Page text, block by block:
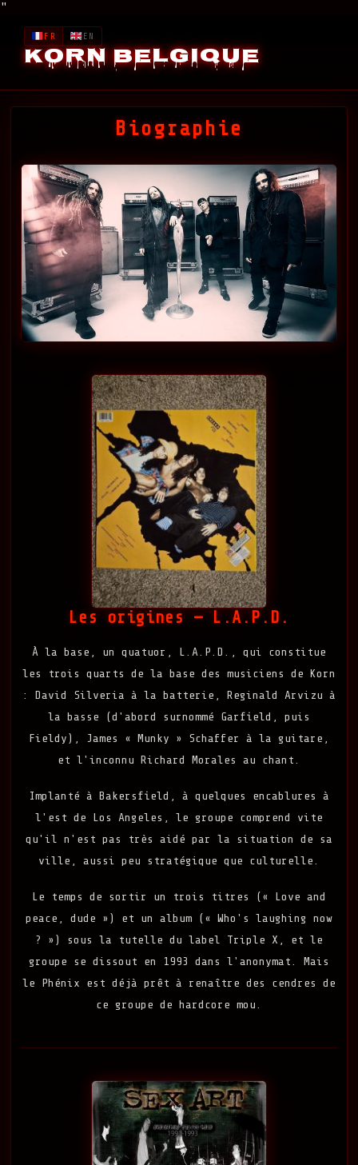
"
Korn Belgique
FR EN
Biographie
Les origines — L.A.P.D.
À la base, un quatuor, L.A.P.D., qui constitue
les trois quarts de la base des musiciens de Korn
: David Silveria à la batterie, Reginald Arvizu à
la basse (d'abord surnommé Garfield, puis
Fieldy), James « Munky » Schaffer à la guitare,
et l'inconnu Richard Morales au chant.
Implanté à Bakersfield, à quelques encablures à
l'est de Los Angeles, le groupe comprend vite
qu'il n'est pas très aidé par la situation de sa
ville, aussi peu stratégique que culturelle.
Le temps de sortir un trois titres (« Love and
peace, dude ») et un album (« Who's laughing now
? ») sous la tutelle du label Triple X, et le
groupe se dissout en 1993 dans l'anonymat. Mais
le Phénix est déjà prêt à renaître des cendres de
ce groupe de hardcore mou.